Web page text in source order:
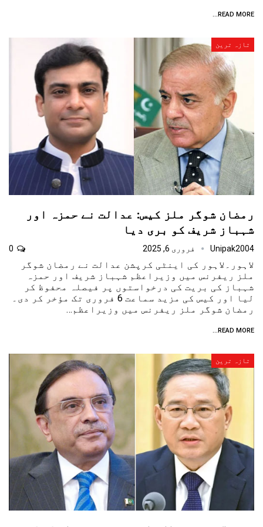
READ MORE...
تازہ ترین
رمضان شوگر ملز کیس: عدالت نے حمزہ اور
شہباز شریف کو بری دیا
Unipak2004 فروری 6, 2025
لاہور۔لاہور کی اینٹی کرپشن عدالت نے رمضان شوگر
ملز ریفرنس میں وزیراعظم شہباز شریف اور حمزہ
شہباز کی بریت کی درخواستوں پر فیصلہ محفوظ کر
لیا اور کیس کی مزید سماعت 6 فروری تک مؤخر کر دی۔
رمضان شوگر ملز ریفرنس میں وزیراعظم…
READ MORE...
تازہ ترین